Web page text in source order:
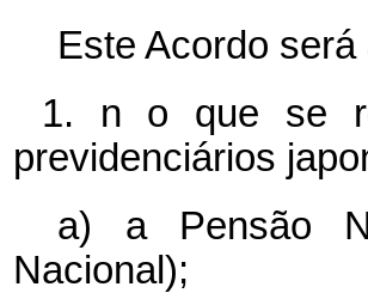
Este Acordo será
1. n o que se
previdenciários
a) a Pensão
Nacional);